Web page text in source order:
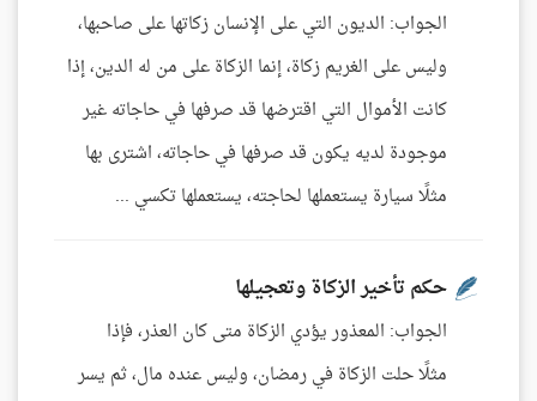
الجواب: الديون التي على الإنسان زكاتها على صاحبها،
وليس على الغريم زكاة، إنما الزكاة على من له الدين، إذا
كانت الأموال التي اقترضها قد صرفها في حاجاته غير
موجودة لديه يكون قد صرفها في حاجاته، اشترى بها
مثلًا سيارة يستعملها لحاجته، يستعملها تكسي ...
حكم تأخير الزكاة وتعجيلها
الجواب: المعذور يؤدي الزكاة متى كان العذر، فإذا
مثلًا حلت الزكاة في رمضان، وليس عنده مال، ثم يسر